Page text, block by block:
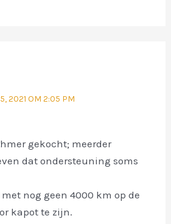
2021 OM 2:05 PM
gekocht; meerder
dat ondersteuning soms
nog geen 4000 km op de
kapot te zijn.